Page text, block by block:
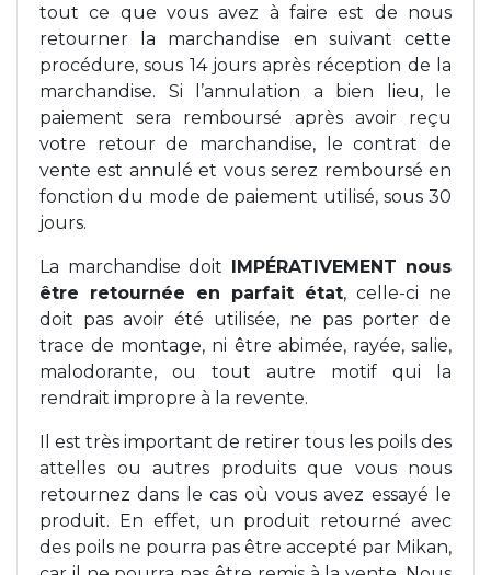
tout ce que vous avez à faire est de nous
retourner la marchandise en suivant cette
procédure, sous 14 jours après réception de la
marchandise. Si l’annulation a bien lieu, le
paiement sera remboursé après avoir reçu
votre retour de marchandise, le contrat de
vente est annulé et vous serez remboursé en
fonction du mode de paiement utilisé, sous 30
jours.
La marchandise doit IMPÉRATIVEMENT nous
être retournée en parfait état, celle-ci ne
doit pas avoir été utilisée, ne pas porter de
trace de montage, ni être abimée, rayée, salie,
malodorante, ou tout autre motif qui la
rendrait impropre à la revente.
Il est très important de retirer tous les poils des
attelles ou autres produits que vous nous
retournez dans le cas où vous avez essayé le
produit. En effet, un produit retourné avec
des poils ne pourra pas être accepté par Mikan,